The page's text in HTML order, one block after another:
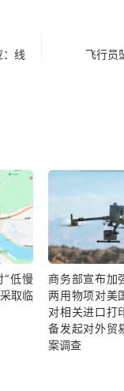
：线
飞行员
低慢
取临
商务部宣布加
两用物项对美
对相关进口打
备发起对外贸
案调查